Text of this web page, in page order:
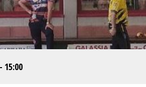
15:00